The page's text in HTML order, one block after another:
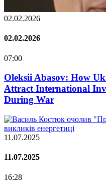
02.02.2026
02.02.2026
07:00
Oleksii Abasov: How
Attract International
During War
11.07.2025
11.07.2025
16:28